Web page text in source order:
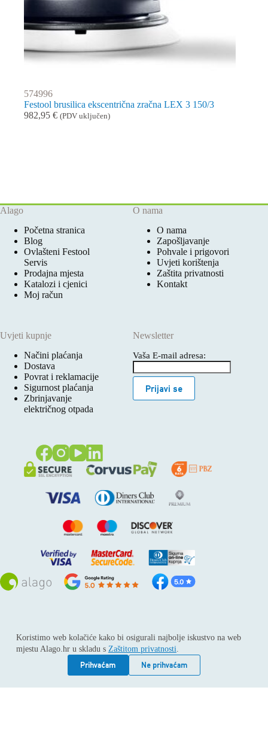
Koristimo web kolačiće kako bi osigurali najbolje iskustvo na web
mjestu Alago.hr u skladu s Zaštitom privatnosti.
Prihvaćam
Ne prihvaćam
574996
Festool brusilica ekscentrična zračna LEX 3 150/3
982,95 € (PDV uključen)
Alago
Početna stranica
Blog
Ovlašteni Festool
Servis
Prodajna mjesta
Katalozi i cjenici
Moj račun
O nama
O nama
Zapošljavanje
Pohvale i prigovori
Uvjeti korištenja
Zaštita privatnosti
Kontakt
Uvjeti kupnje
Načini plaćanja
Dostava
Povrat i reklamacije
Sigurnost plaćanja
Zbrinjavanje
električnog otpada
Newsletter
Vaša E-mail adresa:
Prijavi se
Sva prava pridržana © 2026
Alago
ALAGO d.o.o. trgovina, usluge i zastupanje stranih tvrtki /
Adresa: Horvati 112, 10436 Rakov potok / Telefon: +385 1
6539 392 / E-mail: kontakt@alago.hr / Podaci o subjektu:
Subjekt je upisan kod Trgovačkog suda u Zagrebu pod
reg.uloškom broj 1-53420. / MBS: 080046630 / OIB: